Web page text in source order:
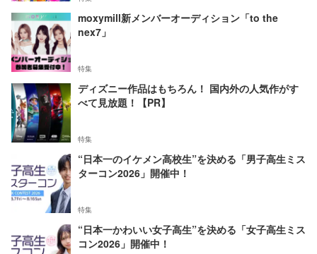
moxymill新メンバーオーディション「to the
nex7」
特集
ディズニー作品はもちろん！ 国内外の人気作がす
べて見放題！【PR】
特集
“日本一のイケメン高校生”を決める「男子高生ミス
ターコン2026」開催中！
特集
“日本一かわいい女子高生”を決める「女子高生ミス
コン2026」開催中！